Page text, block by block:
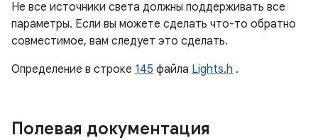
Не все источники света должны поддерживать все
параметры. Если вы можете сделать что-то обратно
совместимое, вам следует это сделать.
Определение в строке 145 файла Lights.h .
Полевая документация